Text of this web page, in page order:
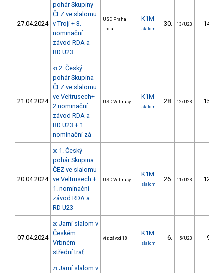
27.04.2024
pohár Skupiny
ČEZ ve slalomu
v Troji + 3.
nominační
závod RDA a
RD U23
USD Praha
Troja
K1M
slalom
30. 13/U23 14.41
21.04.2024
31 2. Český
pohár Skupina
ČEZ ve slalomu
ve Veltrusech+
2 nominační
závod RDA a
RD U23 + 1
nominační zá
USD Veltrusy
K1M
slalom
28. 12/U23 15.18
20.04.2024
30 1. Český
pohár Skupina
ČEZ ve slalomu
ve Veltrusech +
1. nominační
závod RDA a
RD U23
USD Veltrusy
K1M
slalom
26. 11/U23 12.78
07.04.2024
20 Jarní slalom v
Českém
Vrbném -
střední trať
viz závod 18
K1M
slalom
6. 5/U23 9.46
21 Jarní slalom v